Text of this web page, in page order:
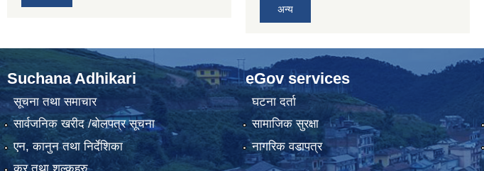
अन्य
Suchana Adhikari
सूचना तथा समाचार
सार्वजनिक खरीद /बोलपत्र सूचना
एन, कानुन तथा निर्देशिका
eGov services
घटना दर्ता
सामाजिक सुरक्षा
नागरिक वडापत्र